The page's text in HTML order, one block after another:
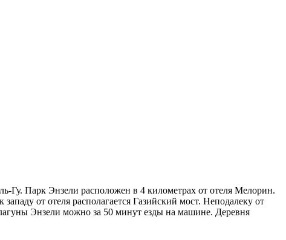
Гу. Парк Энзели расположен в 4 километрах от отеля Мелорин.
от отеля располагается Газийский мост. Неподалеку от
Энзели можно за 50 минут езды на машине. Деревня